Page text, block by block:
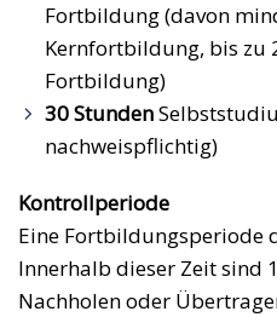
Fortbildung (davon
Kernfortbildung, bis zu
Fortbildung)
30 Stunden
nachweispflichtig)
Kontrollperiode
Eine Fortbildungsperiode
Innerhalb dieser Zeit sind
Nachholen oder